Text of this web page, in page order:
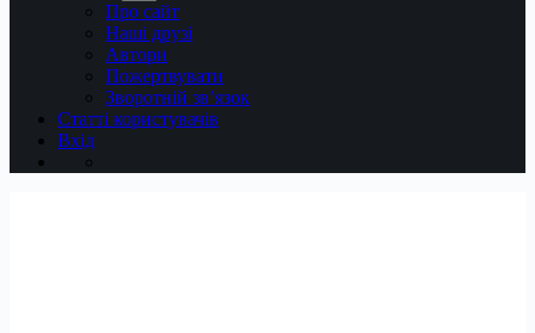
Про сайт
Наші друзі
Автори
Пожертвувати
Зворотній зв’язок
Статті користувачів
Вхід